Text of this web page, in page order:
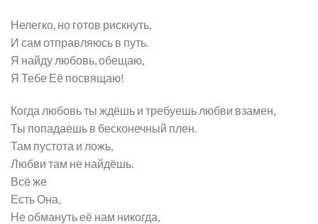
Нелегко, но готов рискнуть,
И сам отправляюсь в путь.
Я найду любовь, обещаю,
Я Тебе Её посвящаю!
Когда любовь ты ждёшь и требуешь любви взамен,
Ты попадаешь в бесконечный плен.
Там пустота и ложь,
Любви там не найдёшь.
Всё же
Есть Она,
Не обмануть её нам никогда,